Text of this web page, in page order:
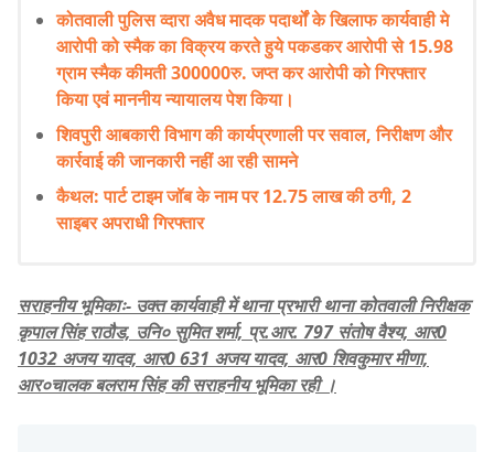
कोतवाली पुलिस व्दारा अवैध मादक पदार्थों के खिलाफ कार्यवाही मे
आरोपी को स्मैक का विक्रय करते हुये पकडकर आरोपी से 15.98
ग्राम स्मैक कीमती 300000रु. जप्त कर आरोपी को गिरफ्तार
किया एवं माननीय न्यायालय पेश किया।
शिवपुरी आबकारी विभाग की कार्यप्रणाली पर सवाल, निरीक्षण और
कार्रवाई की जानकारी नहीं आ रही सामने
कैथल: पार्ट टाइम जॉब के नाम पर 12.75 लाख की ठगी, 2
साइबर अपराधी गिरफ्तार
सराहनीय भूमिकाः- उक्त कार्यवाही में थाना प्रभारी थाना कोतवाली निरीक्षक
कृपाल सिंह राठौड, उनि० सुमित शर्मा, प्र.आर. 797 संतोष वैश्य, आर0
1032 अजय यादव, आर0 631 अजय यादव, आर0 शिवकुमार मीणा,
आर०चालक बलराम सिंह की सराहनीय भूमिका रही ।